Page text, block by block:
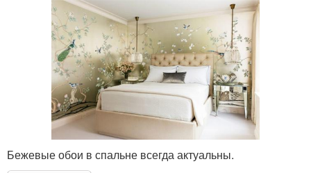
Бежевые обои в спальне всегда актуальны.